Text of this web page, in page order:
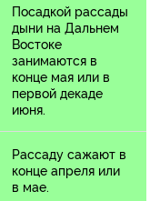
Посадкой рассады
дыни на Дальнем
Востоке
занимаются в
конце мая или в
первой декаде
июня.
Рассаду сажают в
конце апреля или
в мае.